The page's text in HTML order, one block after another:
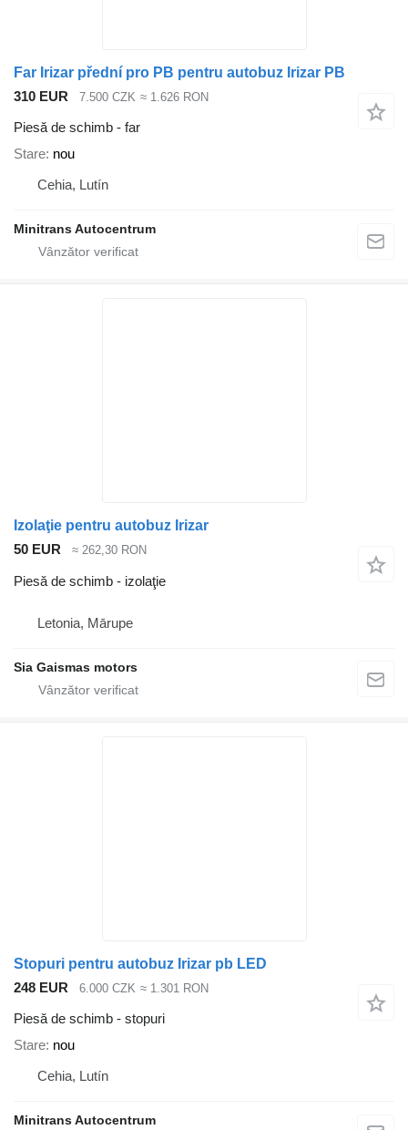
Far Irizar přední pro PB pentru autobuz Irizar PB
310 EUR
7.500 CZK ≈ 1.626 RON
Piesă de schimb - far
Stare nou
Cehia, Lutín
Minitrans Autocentrum
Izolaţie pentru autobuz Irizar
50 EUR
≈ 262,30 RON
Piesă de schimb - izolaţie
Letonia, Mārupe
Sia Gaismas motors
Stopuri pentru autobuz Irizar pb LED
248 EUR
6.000 CZK ≈ 1.301 RON
Piesă de schimb - stopuri
Stare nou
Cehia, Lutín
Minitrans Autocentrum